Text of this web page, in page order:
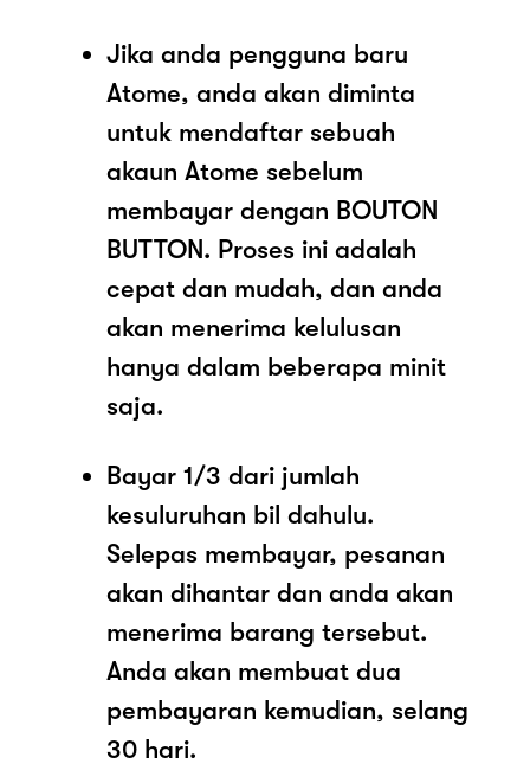
Jika anda pengguna baru
Atome, anda akan diminta
untuk mendaftar sebuah
akaun Atome sebelum
membayar dengan BOUTON
BUTTON. Proses ini adalah
cepat dan mudah, dan anda
akan menerima kelulusan
hanya dalam beberapa minit
saja.
Bayar 1/3 dari jumlah
kesuluruhan bil dahulu.
Selepas membayar, pesanan
akan dihantar dan anda akan
menerima barang tersebut.
Anda akan membuat dua
pembayaran kemudian, selang
30 hari.